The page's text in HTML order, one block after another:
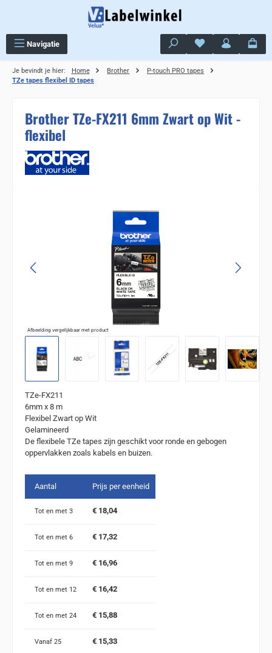
Navigatie Je hebt 0 items op
Je bevindt je hier: Home Brother
P-touch PRO tapes
TZe tapes flexibel ID tapes
Brother TZe-FX211 6mm Zwart op Wit -
flexibel
Afbeelding vergelijkbaar met product
TZe-FX211
6mm x 8 m
Flexibel Zwart op Wit
Gelamineerd
De flexibele TZe tapes zijn geschikt voor ronde en gebogen
oppervlakken zoals kabels en buizen.
Aantal Prijs per eenheid
Tot en met 3 € 18,04
Tot en met 6 € 17,32
Tot en met 9 € 16,96
Tot en met 12 € 16,42
Tot en met 24 € 15,88
Vanaf 25 € 15,33